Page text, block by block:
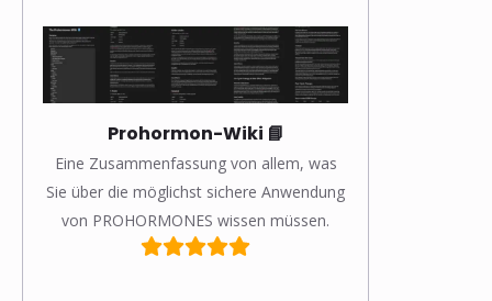
Prohormon-Wiki 📘
Eine Zusammenfassung von allem, was
Sie über die möglichst sichere Anwendung
von PROHORMONES wissen müssen.